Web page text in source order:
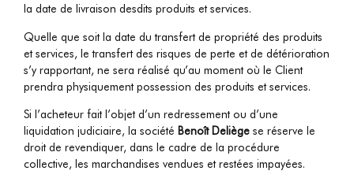
la date de livraison desdits produits et services.
Quelle que soit la date du transfert de propriété des produits
et services, le transfert des risques de perte et de détérioration
s’y rapportant, ne sera réalisé qu’au moment où le Client
prendra physiquement possession des produits et services.
Si l’acheteur fait l’objet d’un redressement ou d’une
liquidation judiciaire, la société Benoît Deliège se réserve le
droit de revendiquer, dans le cadre de la procédure
collective, les marchandises vendues et restées impayées.